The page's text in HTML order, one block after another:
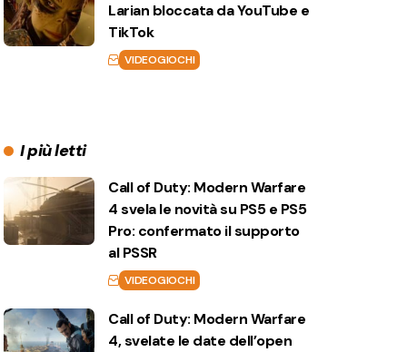
Larian bloccata da YouTube e
TikTok
VIDEOGIOCHI
I più letti
Call of Duty: Modern Warfare
4 svela le novità su PS5 e PS5
Pro: confermato il supporto
al PSSR
VIDEOGIOCHI
Call of Duty: Modern Warfare
4, svelate le date dell’open